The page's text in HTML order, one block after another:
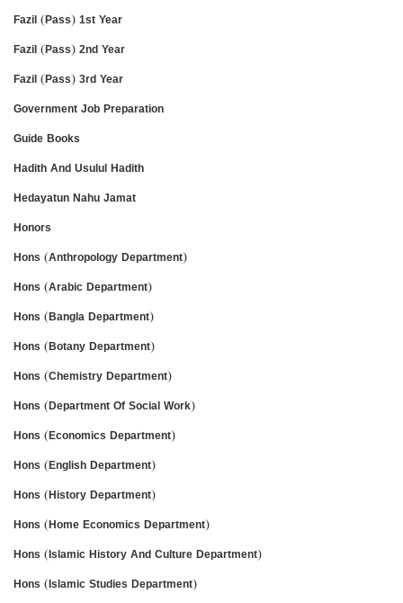
Fazil (Pass) 1st Year
Fazil (Pass) 2nd Year
Fazil (Pass) 3rd Year
Government Job Preparation
Guide Books
Hadith And Usulul Hadith
Hedayatun Nahu Jamat
Honors
Hons (Anthropology Department)
Hons (Arabic Department)
Hons (Bangla Department)
Hons (Botany Department)
Hons (Chemistry Department)
Hons (Department Of Social Work)
Hons (Economics Department)
Hons (English Department)
Hons (History Department)
Hons (Home Economics Department)
Hons (Islamic History And Culture Department)
Hons (Islamic Studies Department)